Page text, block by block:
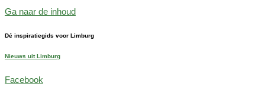
Ga naar de inhoud
Dé inspiratiegids voor Limburg
Nieuws uit Limburg
Facebook